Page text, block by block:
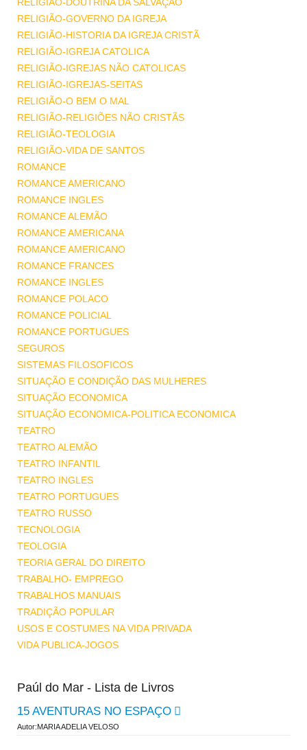
RELIGIÃO-GOVERNO DA IGREJA
RELIGIÃO-HISTORIA DA IGREJA CRISTÃ
RELIGIÃO-IGREJA CATOLICA
RELIGIÃO-IGREJAS NÃO CATOLICAS
RELIGIÃO-IGREJAS-SEITAS
RELIGIÃO-O BEM O MAL
RELIGIÃO-RELIGIÕES NÃO CRISTÃS
RELIGIÃO-TEOLOGIA
RELIGIÃO-VIDA DE SANTOS
ROMANCE
ROMANCE AMERICANO
ROMANCE INGLES
ROMANCE ALEMÃO
ROMANCE AMERICANA
ROMANCE AMERICANO
ROMANCE FRANCES
ROMANCE INGLES
ROMANCE POLACO
ROMANCE POLICIAL
ROMANCE PORTUGUES
SEGUROS
SISTEMAS FILOSOFICOS
SITUAÇÃO E CONDIÇÃO DAS MULHERES
SITUAÇÃO ECONOMICA
SITUAÇÃO ECONOMICA-POLITICA ECONOMICA
TEATRO
TEATRO ALEMÃO
TEATRO INFANTIL
TEATRO INGLES
TEATRO PORTUGUES
TEATRO RUSSO
TECNOLOGIA
TEOLOGIA
TEORIA GERAL DO DIREITO
TRABALHO- EMPREGO
TRABALHOS MANUAIS
TRADIÇÃO POPULAR
USOS E COSTUMES NA VIDA PRIVADA
VIDA PUBLICA-JOGOS
Paúl do Mar - Lista de Livros
15 AVENTURAS NO ESPAÇO
Autor:MARIA ADELIA VELOSO